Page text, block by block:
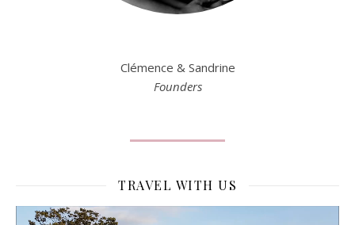
Clémence & Sandrine
Founders
TRAVEL WITH US
Lecteur